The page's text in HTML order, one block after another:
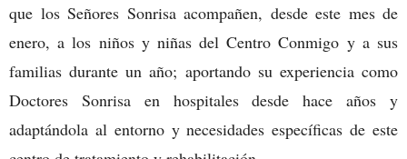
que los Señores Sonrisa acompañen, desde este mes de
enero, a los niños y niñas del Centro Conmigo y a sus
familias durante un año; aportando su experiencia como
Doctores Sonrisa en hospitales desde hace años y
adaptándola al entorno y necesidades específicas de este